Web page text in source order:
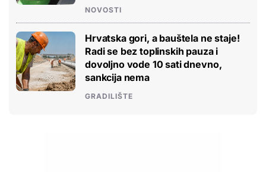
NOVOSTI
Hrvatska gori, a bauštela ne staje!
Radi se bez toplinskih pauza i
dovoljno vode 10 sati dnevno,
sankcija nema
GRADILIŠTE